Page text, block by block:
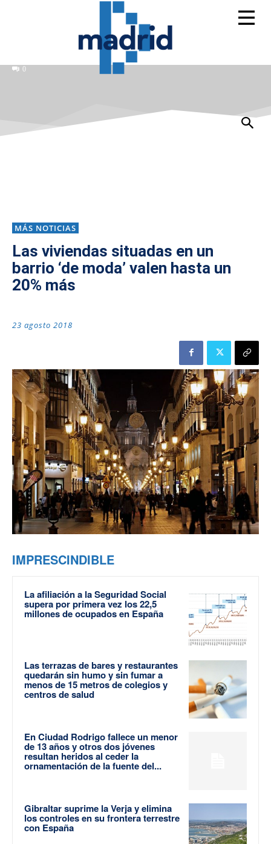
0
MÁS NOTICIAS
Las viviendas situadas en un
barrio ‘de moda’ valen hasta un
20% más
23 agosto 2018
IMPRESCINDIBLE
La afiliación a la Seguridad Social
supera por primera vez los 22,5
millones de ocupados en España
Las terrazas de bares y restaurantes
quedarán sin humo y sin fumar a
menos de 15 metros de colegios y
centros de salud
En Ciudad Rodrigo fallece un menor
de 13 años y otros dos jóvenes
resultan heridos al ceder la
ornamentación de la fuente del...
Gibraltar suprime la Verja y elimina
los controles en su frontera terrestre
con España